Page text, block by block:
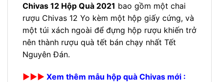
Chivas 12 Hộp Quà 2021 bao gồm một chai
rượu Chivas 12 Yo kèm một hộp giấy cứng, và
một túi xách ngoài để đựng hộp rượu khiến trở
nên thành rượu quà tết bán chạy nhất Tết
Nguyên Đán.
►►► Xem thêm mẫu hộp quà Chivas mới :